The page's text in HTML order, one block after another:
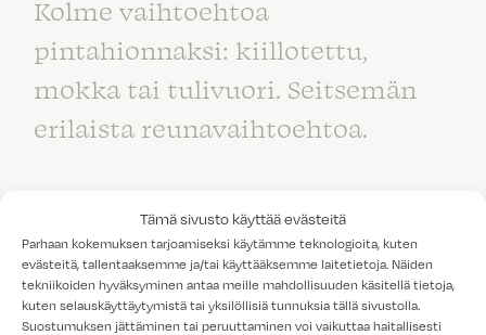
Tämä sivusto käyttää evästeitä
Parhaan kokemuksen tarjoamiseksi käytämme teknologioita, kuten
evästeitä, tallentaaksemme ja/tai käyttääksemme laitetietoja. Näiden
tekniikoiden hyväksyminen antaa meille mahdollisuuden käsitellä tietoja,
kuten selauskäyttäytymistä tai yksilöllisiä tunnuksia tällä sivustolla.
Suostumuksen jättäminen tai peruuttaminen voi vaikuttaa haitallisesti
Kolme vaihtoehtoa
pintahionnaksi: kiillotettu,
mokka tai tulivuori. Seitsemän
erilaista reunavaihtoehtoa.